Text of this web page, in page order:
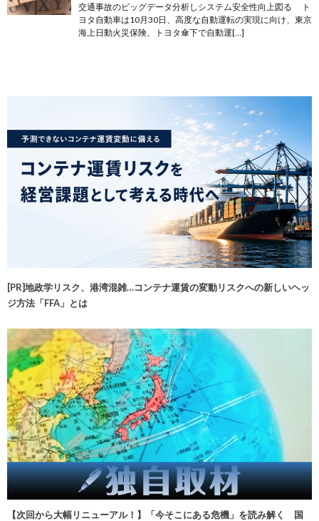
交通事故のビッグデータ分析しシステム安全性向上図る ト
ヨタ自動車は10月30日、高度な自動運転の実現に向け、東京
海上日動火災保険、トヨタ傘下で自動運[…]
[PR]地政学リスク、港湾混雑…コンテナ運賃の変動リスクへの新しいヘッ
ジ方法「FFA」とは
【次回から大幅リニューアル！】「今そこにある危機」を読み解く 国